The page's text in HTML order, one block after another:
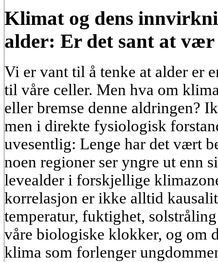
Klimat og dens
alder: Er det sant at
Vi er vant til å tenke at alder er
til våre celler. Men hva om
eller bremse denne aldringen?
men i direkte fysiologisk
uvesentlig: Lenge har det vært
noen regioner ser yngre ut enn
levealder i forskjellige
korrelasjon er ikke alltid
temperatur, fuktighet,
våre biologiske klokker, og om
klima som forlenger